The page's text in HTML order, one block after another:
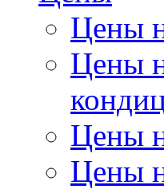
Цены
Цены
Цены
Цены